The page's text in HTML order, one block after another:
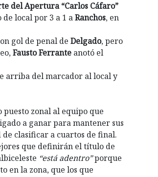
del Apertura “Carlos Cáfaro”
de local por 3 a 1 aRanchos, en
gol de penal de Delgado, pero
Fausto Ferrante anotó el
arriba del marcador al local y
zonal al equipo que
a ganar para mantener sus
clasificar a cuartos de final.
que definirán el título de
“está adentro”porque
en la zona, que los que